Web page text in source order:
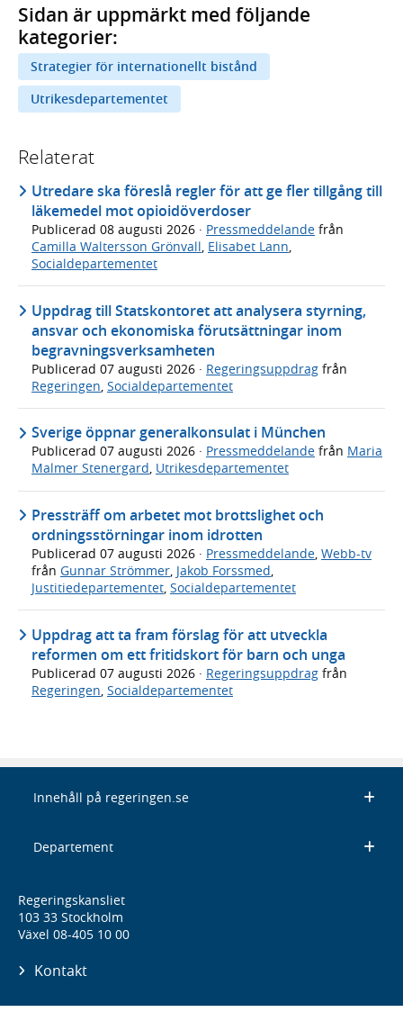
Sidan är uppmärkt med följande
kategorier:
Strategier för internationellt bistånd
Utrikesdepartementet
Relaterat
Utredare ska föreslå regler för att ge fler tillgång till
läkemedel mot opioidöverdoser
Publicerad 08 augusti 2026 · Pressmeddelande från
Camilla Waltersson Grönvall, Elisabet Lann,
Socialdepartementet
Uppdrag till Statskontoret att analysera styrning,
ansvar och ekonomiska förutsättningar inom
begravningsverksamheten
Publicerad 07 augusti 2026 · Regeringsuppdrag från
Regeringen, Socialdepartementet
Sverige öppnar generalkonsulat i München
Publicerad 07 augusti 2026 · Pressmeddelande från Maria
Malmer Stenergard, Utrikesdepartementet
Pressträff om arbetet mot brottslighet och
ordningsstörningar inom idrotten
Publicerad 07 augusti 2026 · Pressmeddelande, Webb-tv
från Gunnar Strömmer, Jakob Forssmed,
Justitiedepartementet, Socialdepartementet
Uppdrag att ta fram förslag för att utveckla
reformen om ett fritidskort för barn och unga
Publicerad 07 augusti 2026 · Regeringsuppdrag från
Regeringen Socialdepartementet
Innehåll på regeringen.se
Departement
Regeringskansliet
103 33 Stockholm
Växel 08-405 10 00
Kontakt